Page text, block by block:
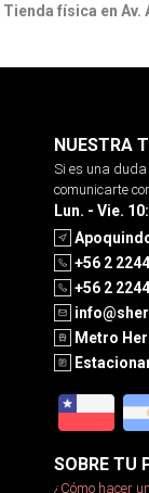
Tienda física en Av.
NUESTRA
Si es una
comunicarte
Lun. - Vie.
+56 2
+56 2
Metro
SOBRE TU
¿Cómo hacer